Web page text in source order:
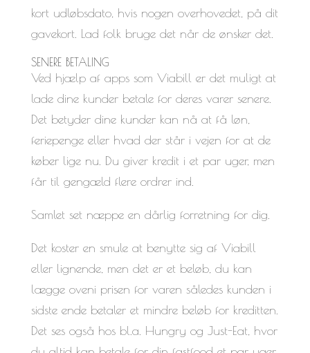
kort udløbsdato, hvis nogen overhovedet, på dit
gavekort. Lad folk bruge det når de ønsker det.
SENERE BETALING
Ved hjælp af apps som Viabill er det muligt at
lade dine kunder betale for deres varer senere.
Det betyder dine kunder kan nå at få løn,
feriepenge eller hvad der står i vejen for at de
køber lige nu. Du giver kredit i et par uger, men
får til gengæld flere ordrer ind.
Samlet set næppe en dårlig forretning for dig.
Det koster en smule at benytte sig af Viabill
eller lignende, men det er et beløb, du kan
lægge oveni prisen for varen således kunden i
sidste ende betaler et mindre beløb for kreditten.
Det ses også hos bl.a. Hungry og Just-Eat, hvor